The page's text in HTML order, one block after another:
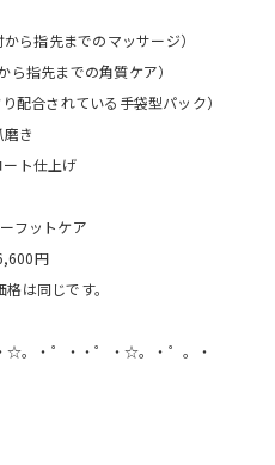
ら指先までのマッサージ）
ら指先までの角質ケア）
配合されている手袋型パック）
磨き
ート仕上げ
フットケア
円
は同じです。
。・゜・・゜・☆。・゜。・